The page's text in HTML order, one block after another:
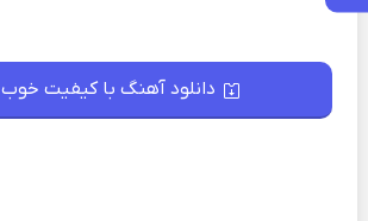
دانلود آهنگ با کیفیت خوب 128